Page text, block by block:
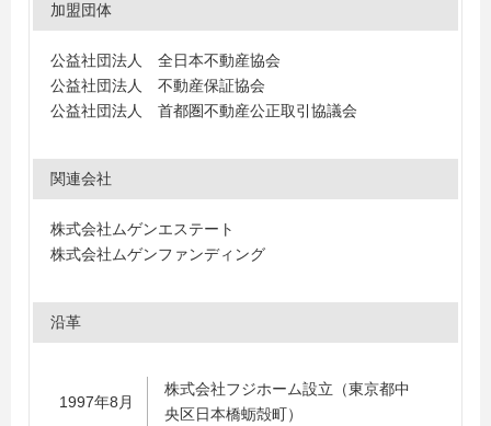
加盟団体
公益社団法人 全日本不動産協会
公益社団法人 不動産保証協会
公益社団法人 首都圏不動産公正取引協議会
関連会社
株式会社ムゲンエステート
株式会社ムゲンファンディング
沿革
1997年8月
株式会社フジホーム設立（東京都中
央区日本橋蛎殻町）